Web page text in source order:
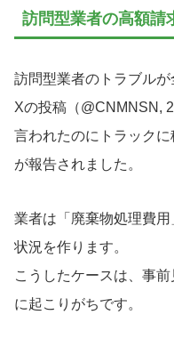
訪問型業者の高額請
訪問型業者のトラブルが
Xの投稿（@CNMNSN,
言われたのにトラック
が報告されました。
業者は「廃棄物処理費
状況を作ります。
こうしたケースは、事
に起こりがちです。